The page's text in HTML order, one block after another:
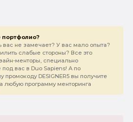
портфолио?
вас не замечает? У вас мало опыта?
слабые стороны? Все это
менторы, специально
вас в Duo Sapiens! А по
промокоду DESIGNER5 вы получите
любую программу менторинга